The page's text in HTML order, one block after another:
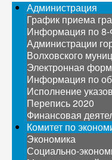
Администрация
График приема
Информация по
Администрации
Волховского
Электронная
Информация по
Исполнение
Перепись 2020
Финансовая
Комитет по
Экономика
Социально-